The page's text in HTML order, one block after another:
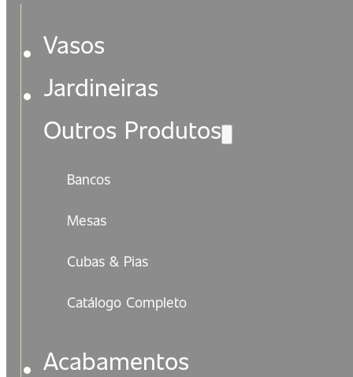
Vasos
Jardineiras
Outros Produtos
Bancos
Mesas
Cubas & Pias
Catálogo Completo
Acabamentos